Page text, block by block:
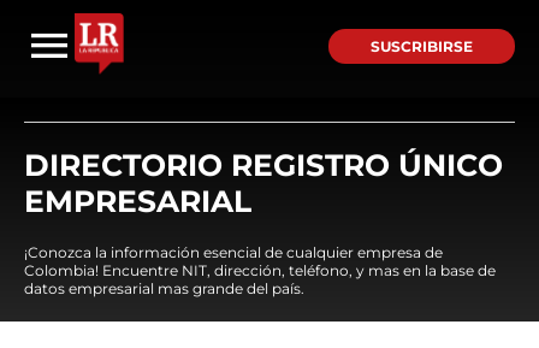
SUSCRIBIRSE
DIRECTORIO REGISTRO ÚNICO
EMPRESARIAL
¡Conozca la información esencial de cualquier empresa de
Colombia! Encuentre NIT, dirección, teléfono, y mas en la base de
datos empresarial mas grande del país.